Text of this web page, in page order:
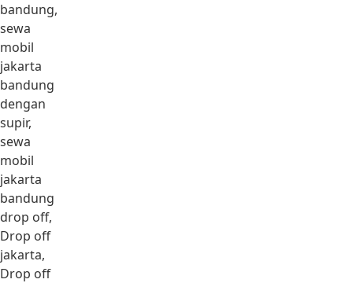
bandung,
sewa
mobil
jakarta
bandung
dengan
supir,
sewa
mobil
jakarta
bandung
drop off,
Drop off
jakarta,
Drop off